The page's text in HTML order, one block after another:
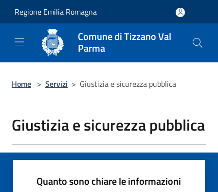
Regione Emilia Romagna
Comune di Tizzano Val
Parma
Home > Servizi > Giustizia e sicurezza pubblica
Giustizia e sicurezza pubblica
Quanto sono chiare le informazioni